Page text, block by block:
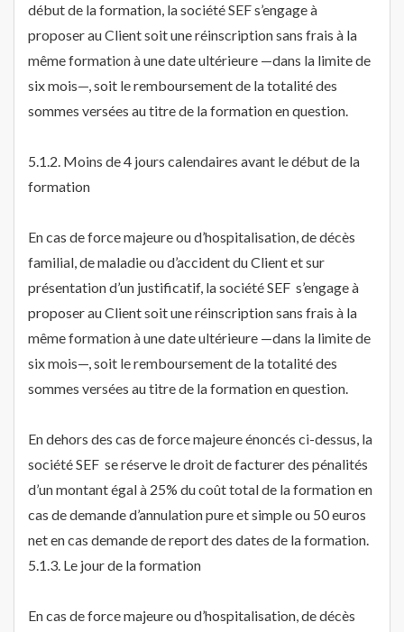
début de la formation, la société SEF s’engage à
proposer au Client soit une réinscription sans frais à la
même formation à une date ultérieure —dans la limite de
six mois—, soit le remboursement de la totalité des
sommes versées au titre de la formation en question.
5.1.2. Moins de 4 jours calendaires avant le début de la
formation
En cas de force majeure ou d’hospitalisation, de décès
familial, de maladie ou d’accident du Client et sur
présentation d’un justificatif, la société SEF s’engage à
proposer au Client soit une réinscription sans frais à la
même formation à une date ultérieure —dans la limite de
six mois—, soit le remboursement de la totalité des
sommes versées au titre de la formation en question.
En dehors des cas de force majeure énoncés ci-dessus, la
société SEF se réserve le droit de facturer des pénalités
d’un montant égal à 25% du coût total de la formation en
cas de demande d’annulation pure et simple ou 50 euros
net en cas demande de report des dates de la formation.
5.1.3. Le jour de la formation
En cas de force majeure ou d’hospitalisation, de décès